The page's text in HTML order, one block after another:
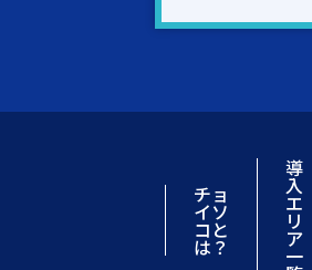
チョ
イソ
コと
は？
導
入
エ
リ
ア
一